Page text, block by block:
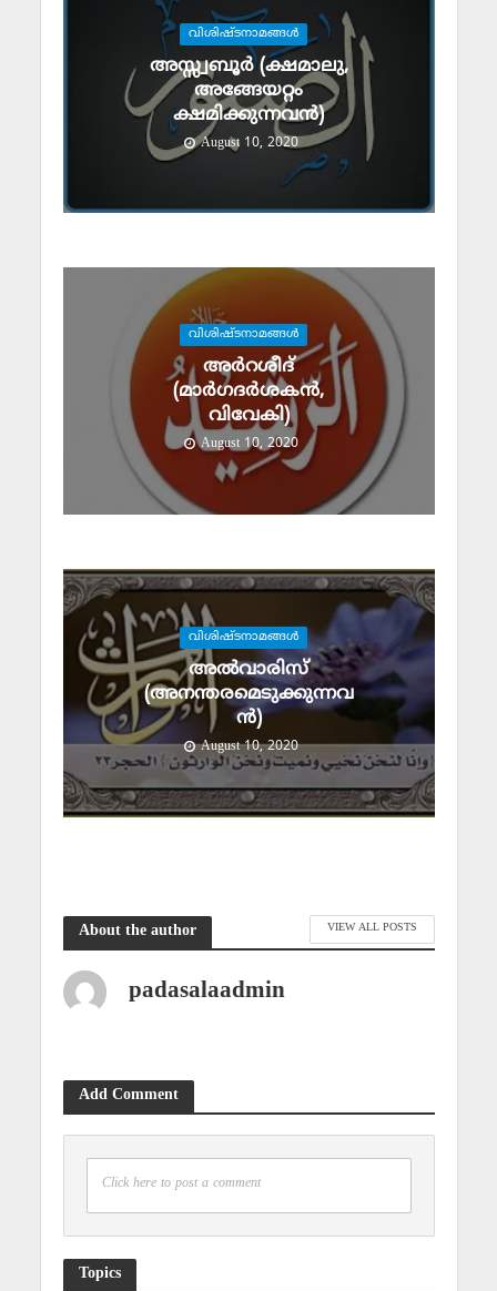
വിശിഷ്ടനാമങ്ങള്‍
അസ്സ്വബൂര്‍ (ക്ഷമാലു,
അങ്ങേയറ്റം
ക്ഷമിക്കുന്നവന്‍)
August 10, 2020
വിശിഷ്ടനാമങ്ങള്‍
അര്‍റശീദ്
(മാര്‍ഗദര്‍ശകന്‍,
വിവേകി)
August 10, 2020
വിശിഷ്ടനാമങ്ങള്‍
അല്‍വാരിസ്
(അനന്തരമെടുക്കുന്നവ
ന്‍)
August 10, 2020
About the author VIEW ALL POSTS
padasalaadmin
Add Comment
Click here to post a comment
Topics